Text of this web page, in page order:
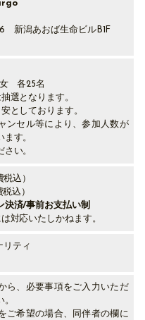
新潟あおば生命ビルB1F
女 各25名
選となります。
としております。
ンセル等により、参加人数が
す。
い。
込）
込）
決済/事前お支払い制
対応いたしかねます。
リティ
ら、必要事項をご入力いただ
ご希望の場合、同伴者の欄に